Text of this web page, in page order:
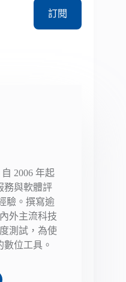
訂閱
2006 年起
務與軟體評
驗。撰寫逾
外主流科技
測試，為使
位工具。